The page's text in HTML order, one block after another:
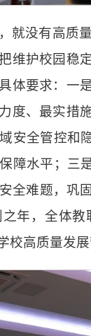
就没有高质
维护校园稳
体要求：一
度、最实措
安全管控和
障水平；三
全难题，巩
年，全体
高质量发